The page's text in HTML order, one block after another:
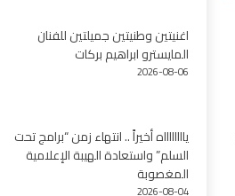
اغنيتين وطنيتين جميلتين للفنان
المايسترو ابراهيم بركات
2026-08-06
يااااااااه أخيراً .. انتهاء زمن “برامج تحت
السلم” واستعادة الهيبة الإعلامية
المغصوبة
2026-08-04